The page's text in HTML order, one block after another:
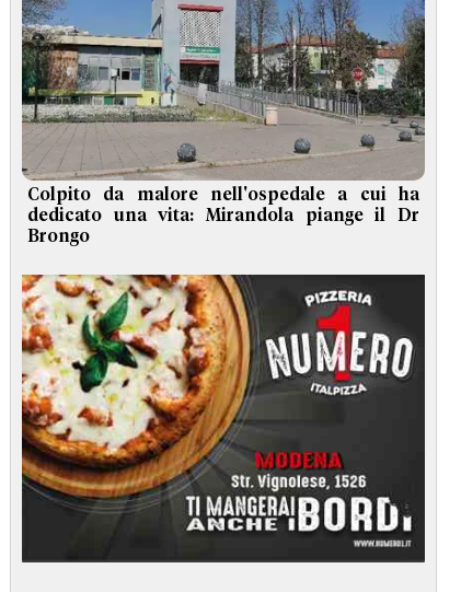
Colpito da malore nell'ospedale a cui ha
dedicato una vita: Mirandola piange il Dr
Brongo